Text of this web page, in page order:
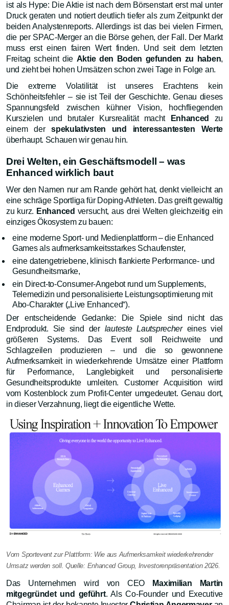
ist als Hype: Die Aktie ist nach dem Börsenstart erst mal unter
Druck geraten und notiert deutlich tiefer als zum Zeitpunkt der
beiden Analystenreports. Allerdings ist das bei vielen Firmen,
die per SPAC-Merger an die Börse gehen, der Fall. Der Markt
muss erst einen fairen Wert finden. Und seit dem letzten
Freitag scheint die Aktie den Boden gefunden zu haben,
und zieht bei hohen Umsätzen schon zwei Tage in Folge an.
Die extreme Volatilität ist unseres Erachtens kein
Schönheitsfehler – sie ist Teil der Geschichte. Genau dieses
Spannungsfeld zwischen kühner Vision, hochfliegenden
Kurszielen und brutaler Kursrealität macht
Enhanced
zu
einem derspekulativsten und interessantesten Werte
überhaupt. Schauen wir genau hin.
Drei Welten, ein Geschäftsmodell – was
Enhanced wirklich baut
Wer den Namen nur am Rande gehört hat, denkt vielleicht an
eine schräge Sportliga für Doping-Athleten. Das greift gewaltig
zu kurz. Enhanced versucht, aus drei Welten gleichzeitig ein
einziges Ökosystem zu bauen:
eine moderne Sport- und Medienplattform – die Enhanced
Games als aufmerksamkeitsstarkes Schaufenster,
eine datengetriebene, klinisch flankierte Performance- und
Gesundheitsmarke,
ein Direct-to-Consumer-Angebot rund um Supplements,
Telemedizin und personalisierte Leistungsoptimierung mit
Abo-Charakter („Live Enhanced“).
Der entscheidende Gedanke: Die Spiele sind nicht das
Endprodukt. Sie sind der lauteste Lautsprechereines viel
größeren Systems. Das Event soll Reichweite und
Schlagzeilen produzieren – und die so gewonnene
Aufmerksamkeit in wiederkehrende Umsätze einer Plattform
für Performance, Langlebigkeit und personalisierte
Gesundheitsprodukte umleiten. Customer Acquisition wird
vom Kostenblock zum Profit-Center umgedeutet. Genau dort,
in dieser Verzahnung, liegt die eigentliche Wette.
Vom Sportevent zur Plattform: Wie aus Aufmerksamkeit wiederkehrender
Umsatz werden soll. Quelle: Enhanced Group, Investorenpräsentation 2026.
Das Unternehmen wird von CEO
Maximilian Martin
mitgegründet und geführt. Als Co-Founder und Executive